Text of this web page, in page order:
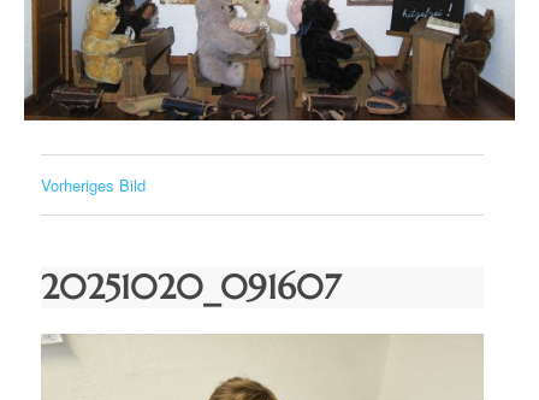
Vorheriges Bild
20251020_091607